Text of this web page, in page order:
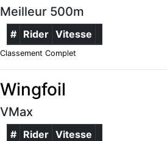
Meilleur 500m
# Rider Vitesse
Classement Complet
Wingfoil
VMax
# Rider Vitesse